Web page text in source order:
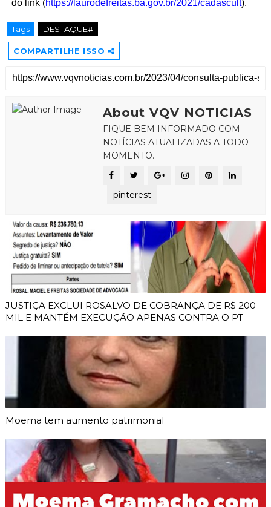
do link (https://laurodefreitas.ba.gov.br/2021/cadascult).
Tags DESTAQUE#
COMPARTILHE ISSO
About VQV NOTICIAS
FIQUE BEM INFORMADO COM
NOTÍCIAS ATUALIZADAS A TODO
MOMENTO.
pinterest
JUSTIÇA EXCLUI ROSALVO DE COBRANÇA DE R$ 200
MIL E MANTÉM EXECUÇÃO APENAS CONTRA O PT
Moema tem aumento patrimonial